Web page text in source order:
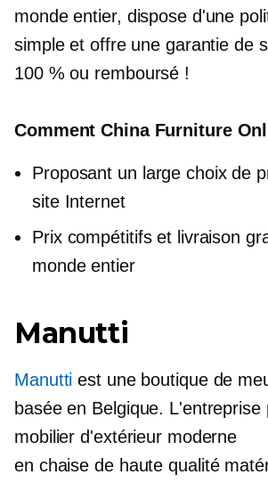
monde entier, dispose d'une
simple et offre une garantie de
100 % ou remboursé !
Comment China Furniture
Proposant un large choix de
site Internet
Prix ​​compétitifs et livraison
monde entier
Manutti
Manutti est une boutique de
basée en Belgique. L'entreprise
mobilier d'extérieur moderne
en chaise de haute qualité